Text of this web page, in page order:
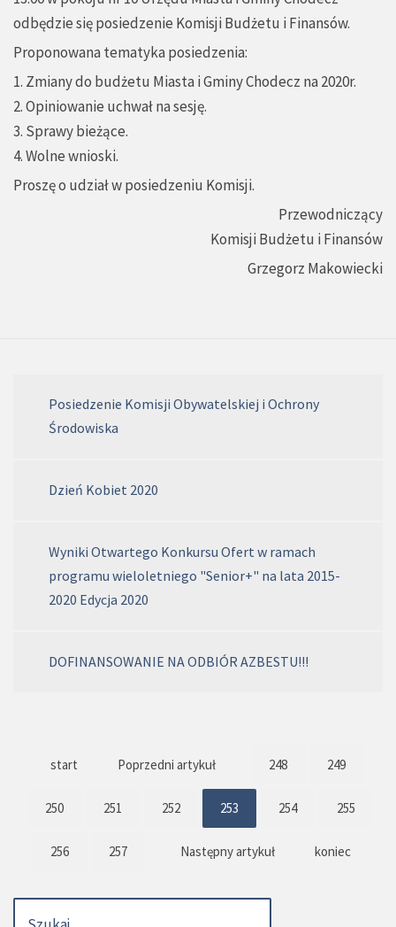
odbędzie się posiedzenie Komisji Budżetu i Finansów.
Proponowana tematyka posiedzenia:
1. Zmiany do budżetu Miasta i Gminy Chodecz na 2020r.
2. Opiniowanie uchwał na sesję.
3. Sprawy bieżące.
4. Wolne wnioski.
Proszę o udział w posiedzeniu Komisji.
Przewodniczący
Komisji Budżetu i Finansów
Grzegorz Makowiecki
Posiedzenie Komisji Obywatelskiej i Ochrony
Środowiska
Dzień Kobiet 2020
Wyniki Otwartego Konkursu Ofert w ramach
programu wieloletniego "Senior+" na lata 2015-
2020 Edycja 2020
DOFINANSOWANIE NA ODBIÓR AZBESTU!!!
start Poprzedni artykuł 248 249
250 251 252 253 254 255
256 257 Następny artykuł koniec